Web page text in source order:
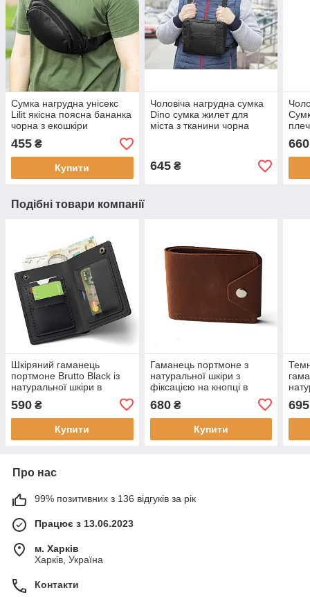
Сумка нагрудна унісекс
Lilit якісна поясна бананка
чорна з екошкіри
455 ₴
Купити
Чоловіча нагрудна сумка
Dino сумка жилет для
міста з тканини чорна
645₴
660
Подібні товари компанії
Шкіряний гаманець
портмоне Brutto Black із
натуральної шкіри в
чорному кольорі на кнопці
590 ₴
Купити
Гаманець портмоне з
натуральної шкіри з
фіксацією на кнопці в
кольорі Klapan Cognac
680₴
Купити
695
Про нас
99% позитивних з 136 відгуків за рік
Працює з 13.06.2023
м. Харків
Харків, Україна
Контакти